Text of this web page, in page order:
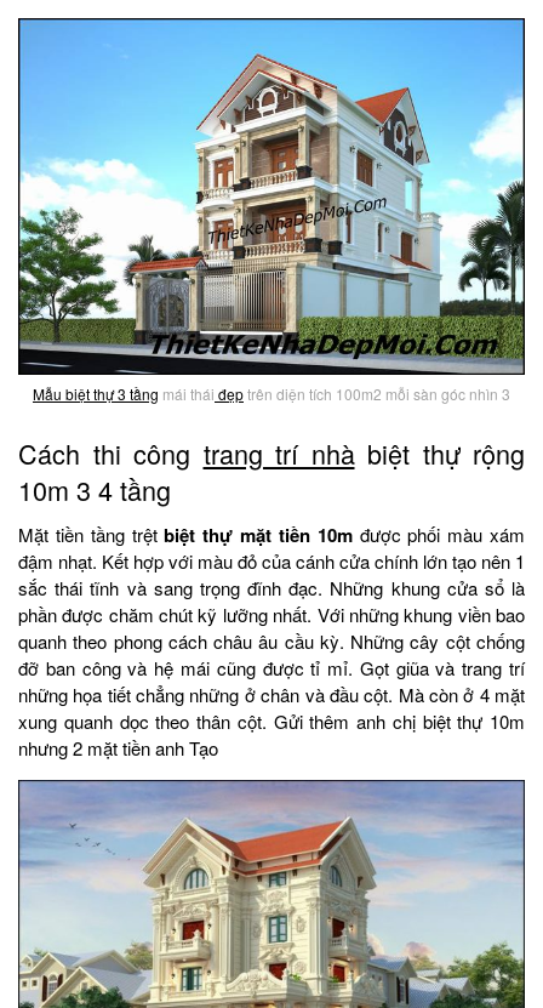
Mẫu biệt thự 3 tầng mái thái đẹptrên diện tích 100m2 mỗi sàn góc nhìn 3
Cách thi công trang trí nhàbiệt thự rộng
10m 3 4 tầng
Mặt tiền tầng trệtbiệt thự mặt tiền 10mđược phối màu xám
đậm nhạt. Kết hợp với màu đỏ của cánh cửa chính lớn tạo nên 1
sắc thái tĩnh và sang trọng đĩnh đạc. Những khung cửa sổ là
phần được chăm chút kỹ lưỡng nhất. Với những khung viền bao
quanh theo phong cách châu âu cầu kỳ. Những cây cột chống
đỡ ban công và hệ mái cũng được tỉ mỉ. Gọt giũa và trang trí
những họa tiết chẳng những ở chân và đầu cột. Mà còn ở 4 mặt
xung quanh dọc theo thân cột. Gửi thêm anh chị biệt thự 10m
nhưng 2 mặt tiền anh Tạo